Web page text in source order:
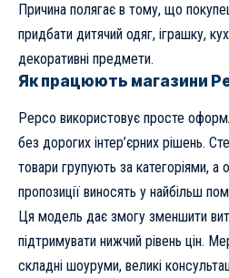
Причина полягає в тому, що
придбати дитячий одяг, іграшку,
декоративні предмети.
Як працюють магазини
Pepco використовує просте
без дорогих інтер’єрних рішень.
товари групують за категоріями, а
пропозиції виносять у найбільш
Ця модель дає змогу зменшити
підтримувати нижчий рівень цін.
складні шоуруми, великі